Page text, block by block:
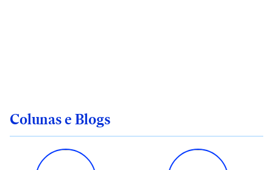
Colunas e Blogs